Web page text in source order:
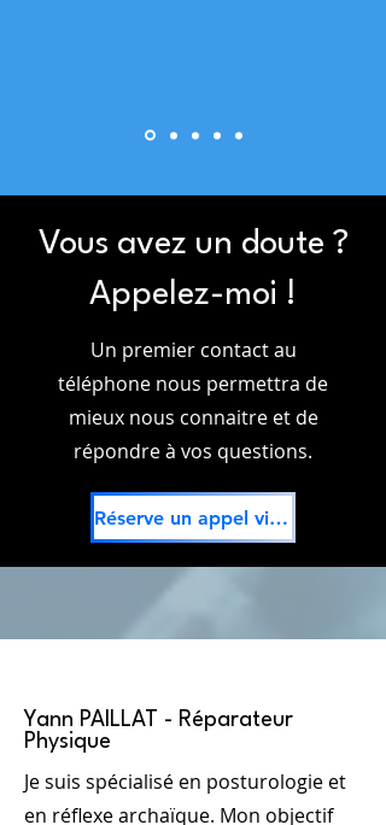
Vous avez un doute ?
Appelez-moi !
Un premier contact au
téléphone nous permettra de
mieux nous connaitre et de
répondre à vos questions.
Réserve un appel visio GRATUIT
Yann PAILLAT - Réparateur
Physique
Je suis spécialisé en posturologie et
en réflexe archaïque. Mon objectif